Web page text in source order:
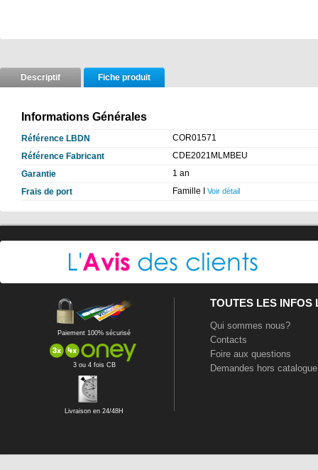
Descriptif Fiche produit
Informations Générales
Référence LBDN
COR01571
Référence Fabricant
CDE2021MLMBEU
Garantie
1 an
Frais de port
Famille I Voir détail
Paiement 100% sécurisé
3 ou 4 fois CB
Livraison en 24/48H
TOUTES LES INFOS
Qui sommes nous?
Contacts
Foire aux questions
Demandes hors catalogue